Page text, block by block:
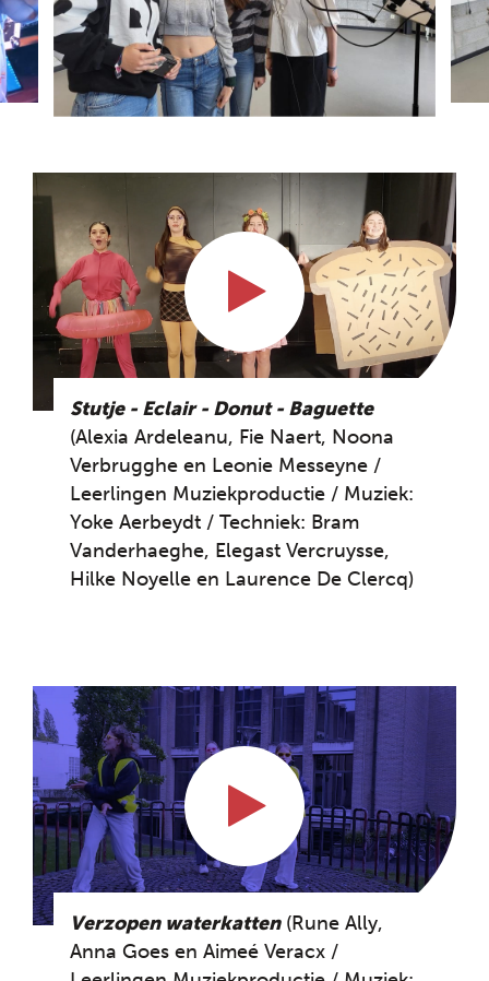
Stutje - Eclair - Donut - Baguette
(Alexia Ardeleanu, Fie Naert, Noona
Verbrugghe en Leonie Messeyne /
Leerlingen Muziekproductie / Muziek:
Yoke Aerbeydt / Techniek: Bram
Vanderhaeghe, Elegast Vercruysse,
Hilke Noyelle en Laurence De Clercq)
Verzopen waterkatten(Rune Ally,
Anna Goes en Aimeé Veracx /